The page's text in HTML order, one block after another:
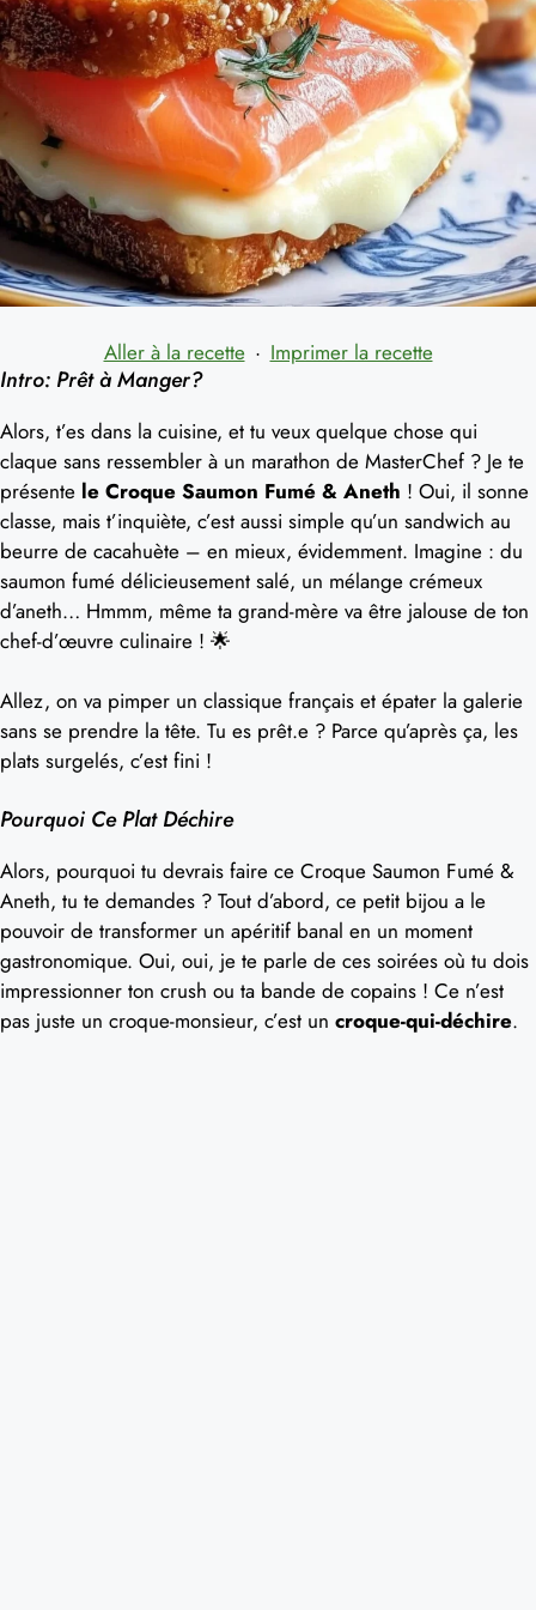
Aller à la recette · Imprimer la recette
Intro: Prêt à Manger?
Alors, t’es dans la cuisine, et tu veux quelque chose qui
claque sans ressembler à un marathon de MasterChef ? Je te
présente le Croque Saumon Fumé & Aneth ! Oui, il sonne
classe, mais t’inquiète, c’est aussi simple qu’un sandwich au
beurre de cacahuète – en mieux, évidemment. Imagine : du
saumon fumé délicieusement salé, un mélange crémeux
d’aneth… Hmmm, même ta grand-mère va être jalouse de ton
chef-d’œuvre culinaire ! 🌟
Allez, on va pimper un classique français et épater la galerie
sans se prendre la tête. Tu es prêt.e ? Parce qu’après ça, les
plats surgelés, c’est fini !
Pourquoi Ce Plat Déchire
Alors, pourquoi tu devrais faire ce Croque Saumon Fumé &
Aneth, tu te demandes ? Tout d’abord, ce petit bijou a le
pouvoir de transformer un apéritif banal en un moment
gastronomique. Oui, oui, je te parle de ces soirées où tu dois
impressionner ton crush ou ta bande de copains ! Ce n’est
pas juste un croque-monsieur, c’est un croque-qui-déchire.